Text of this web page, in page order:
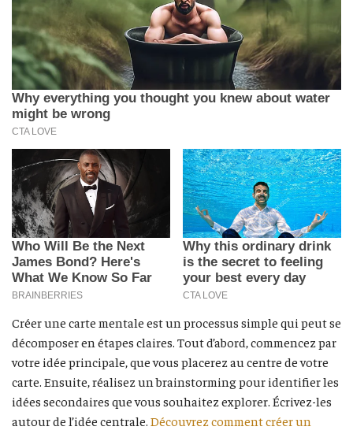
Créer une carte mentale est un processus simple qui peut se
décomposer en étapes claires. Tout d’abord, commencez par
votre idée principale, que vous placerez au centre de votre
carte. Ensuite, réalisez un brainstorming pour identifier les
idées secondaires que vous souhaitez explorer. Écrivez-les
autour de l’idée centrale. Découvrez comment créer un